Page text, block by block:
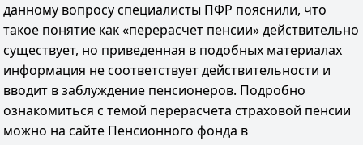
данному вопросу специалисты ПФР пояснили, что
такое понятие как «перерасчет пенсии» действительно
существует, но приведенная в подобных материалах
информация не соответствует действительности и
вводит в заблуждение пенсионеров. Подробно
ознакомиться с темой перерасчета страховой пенсии
можно на сайте Пенсионного фонда в